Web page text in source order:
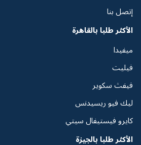
إتصل بنا
الأكثر طلبا بالقاهرة
ميفيدا
فيليت
فيفث سكوير
ليك فيو ريسيدنس
كايرو فيستيفال سيتي
الأكثر طلبا بالجيزة